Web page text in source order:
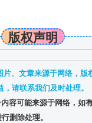
版权声明
片、文章来源于网络，版
请联系我们及时处理。
容可能来源于网络，如
删除处理。